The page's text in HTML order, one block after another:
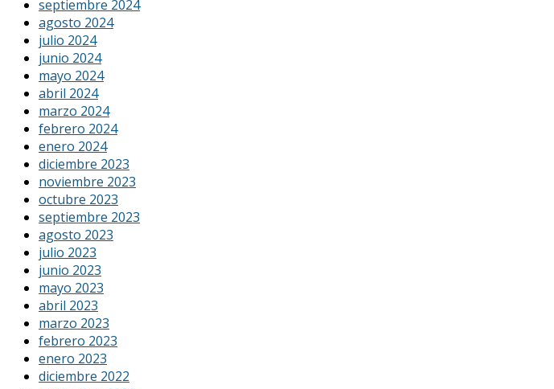
septiembre 2024
agosto 2024
julio 2024
junio 2024
mayo 2024
abril 2024
marzo 2024
febrero 2024
enero 2024
diciembre 2023
noviembre 2023
octubre 2023
septiembre 2023
agosto 2023
julio 2023
junio 2023
mayo 2023
abril 2023
marzo 2023
febrero 2023
enero 2023
diciembre 2022